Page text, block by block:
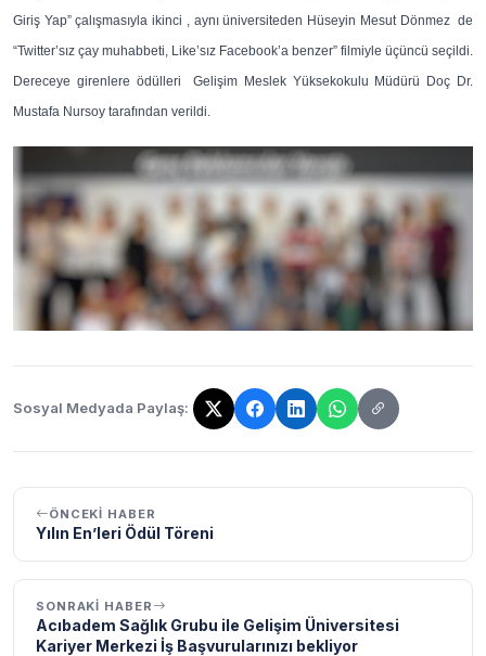
Giriş Yap” çalışmasıyla ikinci , aynı üniversiteden Hüseyin Mesut Dönmez de
“Twitter’sız çay muhabbeti, Like’sız Facebook’a benzer” filmiyle üçüncü seçildi.
Dereceye girenlere ödülleri Gelişim Meslek Yüksekokulu Müdürü Doç Dr.
Mustafa Nursoy tarafından verildi.
Sosyal Medyada Paylaş:
Bağlantı kopyalandı!
ÖNCEKI HABER
Yılın En’leri Ödül Töreni
SONRAKI HABER
Acıbadem Sağlık Grubu ile Gelişim Üniversitesi
Kariyer Merkezi İş Başvurularınızı bekliyor